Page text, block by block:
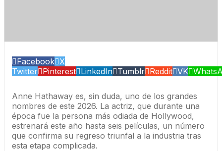
Facebook X
Twitter Pinterest LinkedIn Tumblr Reddit VK
Anne Hathaway es, sin duda, uno de los grandes
nombres de este 2026. La actriz, que durante una
época fue la persona más odiada de Hollywood,
estrenará este año hasta seis películas, un número
que confirma su regreso triunfal a la industria tras
esta etapa complicada.